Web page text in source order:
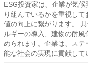
ESG投資家は、企業が気
り組んでいるかを重視し
値の向上に繋がります。
ルギーの導入、建物の耐
められます。企業は、ス
能な社会の実現に貢献して